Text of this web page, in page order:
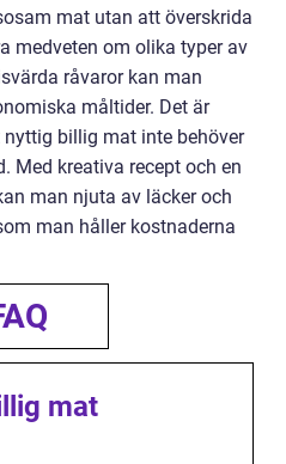
mat utan att överskrida
medveten om olika typer av
råvaror kan man
måltider. Det är
billig mat inte behöver
Med kreativa recept och en
man njuta av läcker och
man håller kostnaderna
mat